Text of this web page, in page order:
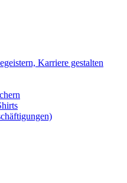
Karriere gestalten